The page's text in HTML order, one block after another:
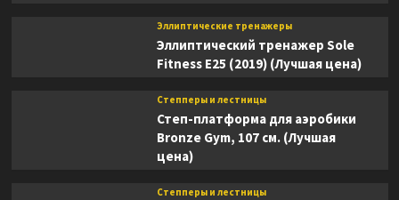
Эллиптические тренажеры
Эллиптический тренажер Sole
Fitness E25 (2019) (Лучшая цена)
Степперы и лестницы
Степ-платформа для аэробики
Bronze Gym, 107 см. (Лучшая
цена)
Степперы и лестницы